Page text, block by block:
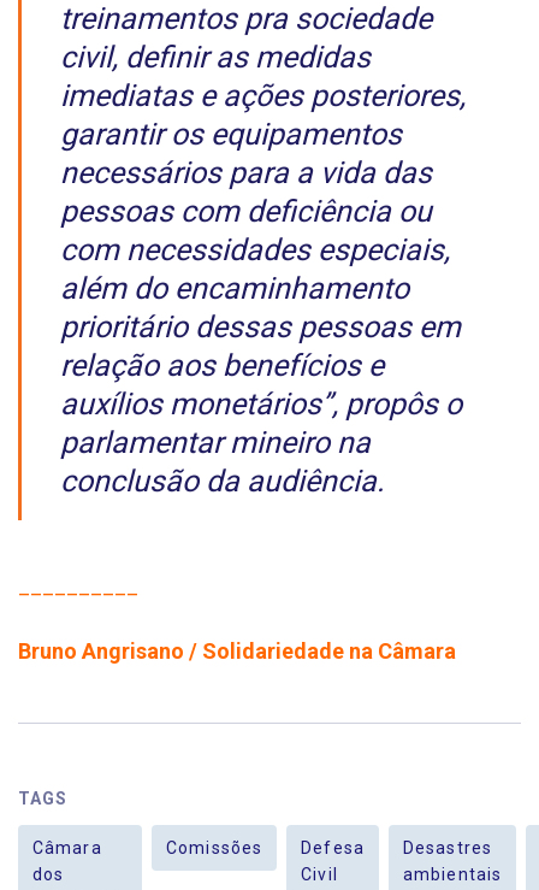
treinamentos pra sociedade
civil, definir as medidas
imediatas e ações posteriores,
garantir os equipamentos
necessários para a vida das
pessoas com deficiência ou
com necessidades especiais,
além do encaminhamento
prioritário dessas pessoas em
relação aos benefícios e
auxílios monetários”, propôs o
parlamentar mineiro na
conclusão da audiência.
Bruno Angrisano / Solidariedade na Câmara
TAGS
Câmara
dos
Comissões
Defesa
Civil
Desastres
ambientais